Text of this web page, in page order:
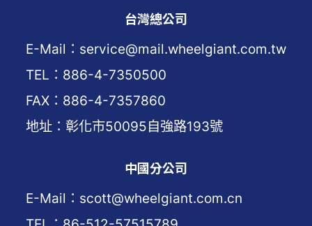
台灣總公司
E-Mail：service@mail.wheelgiant.com.tw
TEL：886-4-7350500
FAX：886-4-7357860
地址：彰化市50095自強路193號
中國分公司
E-Mail：scott@wheelgiant.com.cn